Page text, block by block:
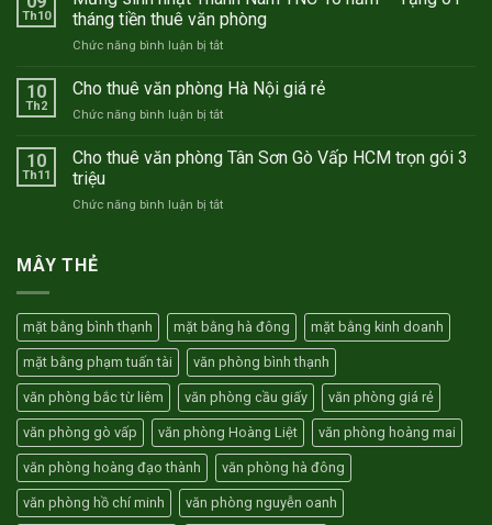
văn
phòng
trọn
Hà
–
Chí
Th10
tháng tiền thuê văn phòng
Chức năng bình luận bị tắtở
sinh
Thành
TNC
–
văn
phòng
10
Th2
Cho thuê văn phòng Hà Nội giá rẻ
Chức năng bình luận bị tắtở
thuê
Hà
10
Th11
Cho thuê văn phòng Tân Sơn Gò Vấp HCM trọn gói 3
triệu
Chức năng bình luận bị tắtở
Sơn
Gò
Vấp
trọn
gói
3
triệu
MÂY THẺ
mặt bằng bình thạnh mặt bằng hà đông mặt bằng kinh doanh
mặt bằng phạm tuấn tài văn phòng bình thạnh
văn phòng bắc từ liêm văn phòng cầu giấy văn phòng giá rẻ
văn phòng gò vấp văn phòng Hoàng Liệt văn phòng hoàng mai
văn phòng hoàng đạo thành văn phòng hà đông
văn phòng hồ chí minh văn phòng nguyễn oanh